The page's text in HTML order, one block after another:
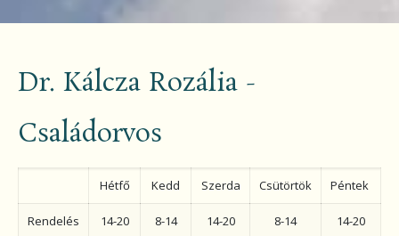
Dr. Kálcza Rozália -
Családorvos
Hétfő Kedd Szerda Csütörtök Péntek
Rendelés 14-20 8-14 14-20 8-14 14-20